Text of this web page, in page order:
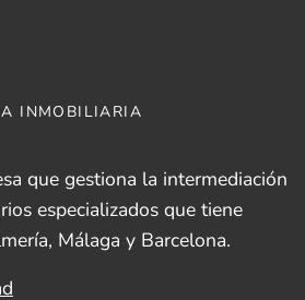
INMOBILIARIA
que gestiona la intermediación
especializados que tiene
Málaga y Barcelona.